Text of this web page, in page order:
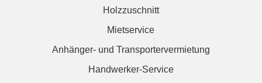
Holzzuschnitt
Mietservice
Anhänger- und Transportervermietung
Handwerker-Service